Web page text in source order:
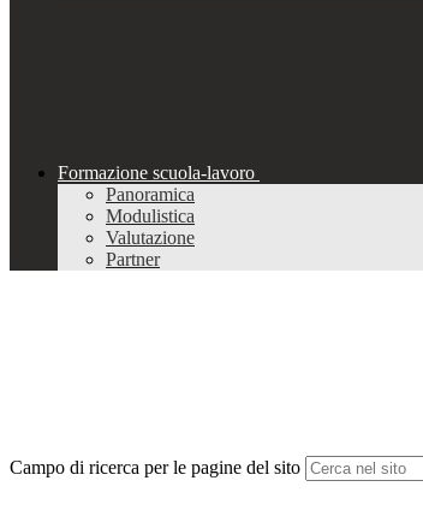
Formazione scuola-lavoro
Panoramica
Modulistica
Valutazione
Partner
Campo di ricerca per le pagine del sito